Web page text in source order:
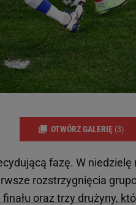
OTWÓRZ GALERIĘ (3)
fazę. W
rozstrzygnięcia
oraz trzy drużyny,